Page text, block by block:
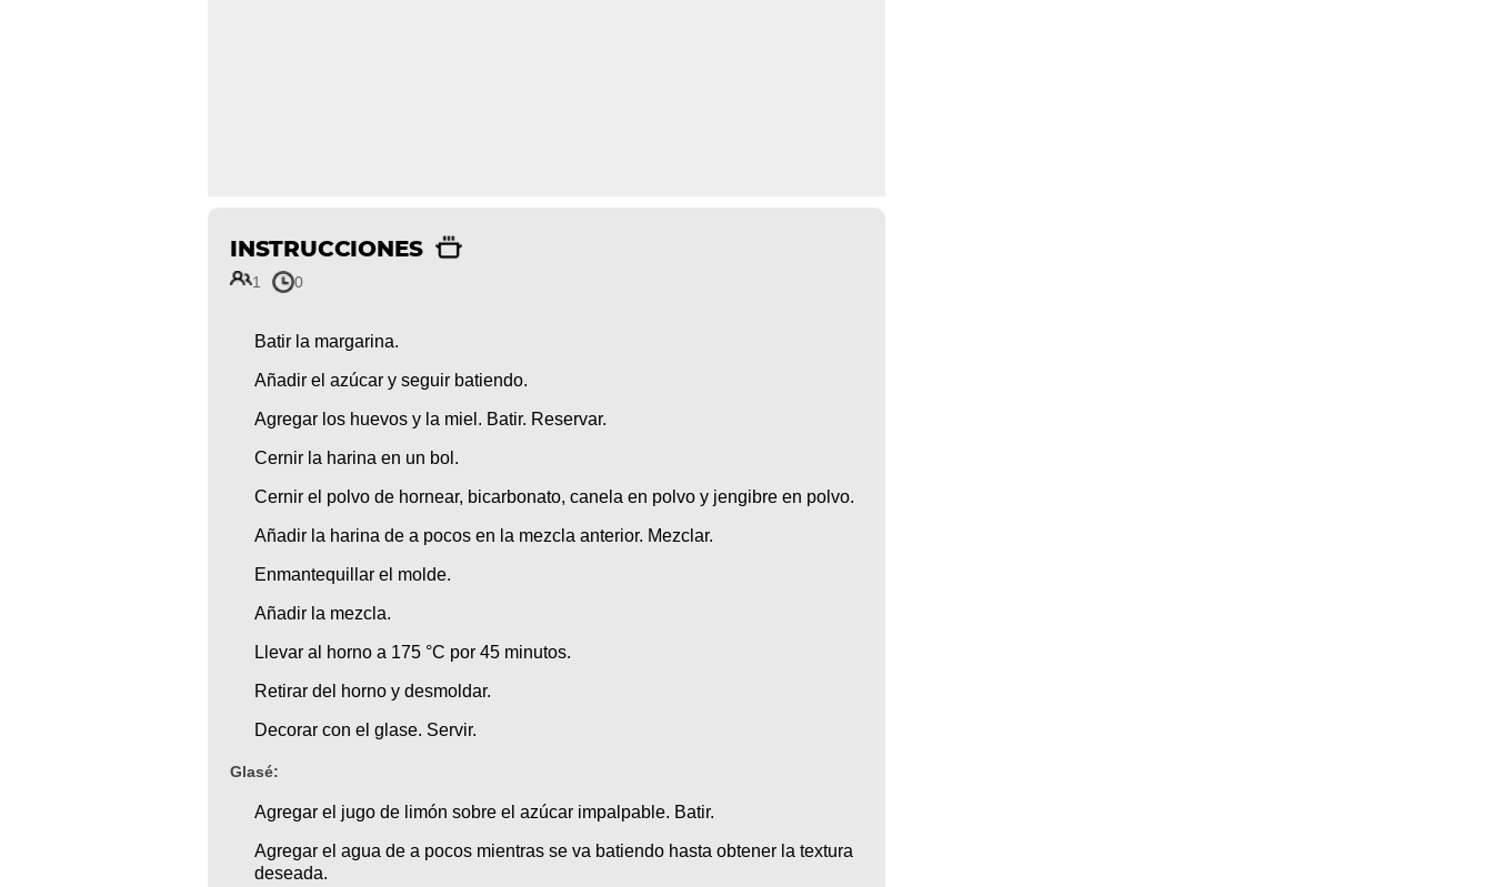
INSTRUCCIONES
1 0
Batir la margarina.
Añadir el azúcar y seguir batiendo.
Agregar los huevos y la miel. Batir. Reservar.
Cernir la harina en un bol.
Cernir el polvo de hornear, bicarbonato, canela en polvo y jengibre en polvo.
Añadir la harina de a pocos en la mezcla anterior. Mezclar.
Enmantequillar el molde.
Añadir la mezcla.
Llevar al horno a 175 °C por 45 minutos.
Retirar del horno y desmoldar.
Decorar con el glase. Servir.
Glasé:
Agregar el jugo de limón sobre el azúcar impalpable. Batir.
Agregar el agua de a pocos mientras se va batiendo hasta obtener la textura
deseada.